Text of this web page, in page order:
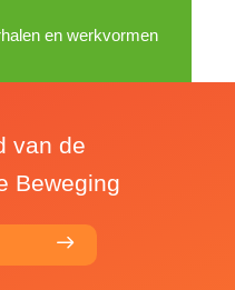
en werkvormen
van de
Beweging